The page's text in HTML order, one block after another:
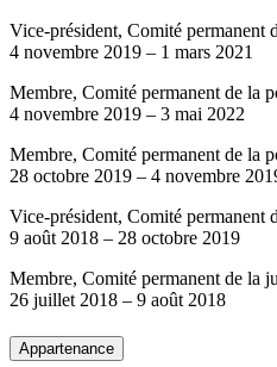
Vice-président, Comité permanent
4 novembre 2019 – 1 mars 2021
Membre, Comité permanent de la
4 novembre 2019 – 3 mai 2022
Membre, Comité permanent de la
28 octobre 2019 – 4 novembre
Vice-président, Comité permanent
9 août 2018 – 28 octobre 2019
Membre, Comité permanent de la
26 juillet 2018 – 9 août 2018
Appartenance